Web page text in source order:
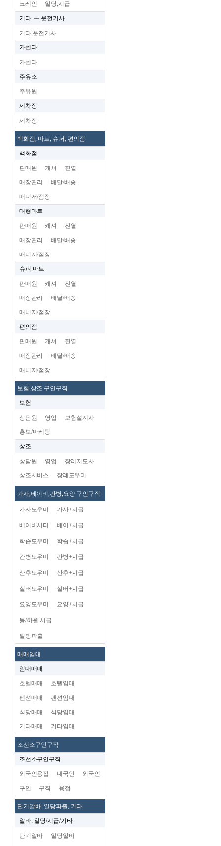
크레인 일당,시급
기타 ~~ 운전기사
기타,운전기사
카센타
카센타
주유소
주유원
세차장
세차장
백화점, 마트, 슈퍼, 편의점
백화점
편매원 캐셔 진열
매장관리 배달/배송
매니저/점장
대형마트
판매원 캐셔 진열
매장관리 배달/배송
매니저/점장
슈펴.마트
판매원 캐셔 진열
매장관리 배달/배송
매니저/점장
편의점
판매원 캐셔 진열
매장관리 배달/배송
매니저/점장
보험,상조 구인구직
보험
상담원 영업 보험설계사
홍보/마케팅
상조
상담원 영업 장례지도사
상조서비스 장례도우미
가사,베이비,간병,요양 구인구직
가사도우미 가사+시급
베이비시터 베이+시급
학습도우미 학습+시급
간병도우미 간병+시급
산후도우미 산후+시급
실버도우미 실버+시급
요양도우미 요양+시급
등/하원 시급
일당파출
매매임대
임대매매
호텔매매 호텔임대
펜션매매 펜션임대
식당매매 식당임대
기타매매 기타임대
조선소구인구직
조선소구인구직
외국인용접 내국인 외국인
구인 구직 용접
단기알바. 일당파출, 기타
알바: 일당/시급/기타
단기알바 일당알바